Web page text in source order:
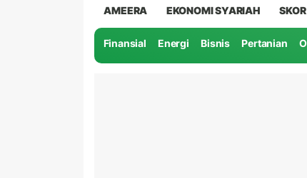
AMEERA EKONOMI SYARIAH SKOR
Finansial Energi Bisnis Pertanian